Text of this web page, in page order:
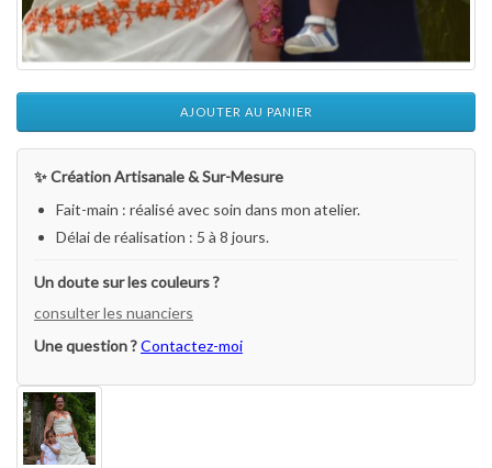
AJOUTER AU PANIER
✨ Création Artisanale & Sur-Mesure
Fait-main : réalisé avec soin dans mon atelier.
Délai de réalisation : 5 à 8 jours.
Un doute sur les couleurs ?
consulter les nuanciers
Une question ?Contactez-moi